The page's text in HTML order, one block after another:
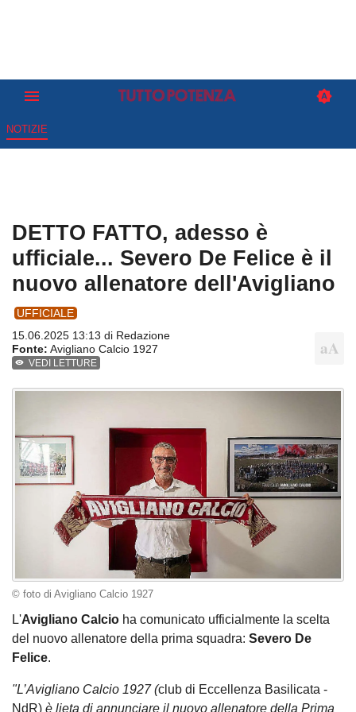
NOTIZIE
DETTO FATTO, adesso è
ufficiale... Severo De Felice è il
nuovo allenatore dell'Avigliano
UFFICIALE
15.06.2025 13:13 di Redazione
Fonte: Avigliano Calcio 1927
VEDI LETTURE
© foto di Avigliano Calcio 1927
L'Avigliano Calcio ha comunicato ufficialmente la scelta
del nuovo allenatore della prima squadra: Severo De
Felice.
"L’Avigliano Calcio 1927 (club di Eccellenza Basilicata -
NdR) è lieta di annunciare il nuovo allenatore della Prima